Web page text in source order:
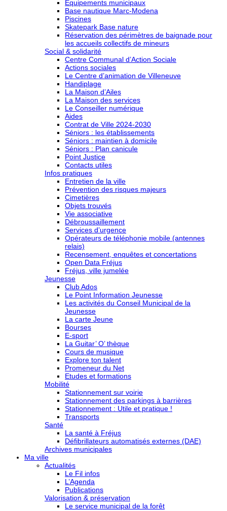
Equipements municipaux
Base nautique Marc-Modena
Piscines
Skatepark Base nature
Réservation des périmètres de baignade pour
les accueils collectifs de mineurs
Social & solidarité
Centre Communal d’Action Sociale
Actions sociales
Le Centre d’animation de Villeneuve
Handiplage
La Maison d’Ailes
La Maison des services
Le Conseiller numérique
Aides
Contrat de Ville 2024-2030
Séniors : les établissements
Séniors : maintien à domicile
Séniors : Plan canicule
Point Justice
Contacts utiles
Infos pratiques
Entretien de la ville
Prévention des risques majeurs
Cimetières
Objets trouvés
Vie associative
Débroussaillement
Services d’urgence
Opérateurs de téléphonie mobile (antennes
relais)
Recensement, enquêtes et concertations
Open Data Fréjus
Fréjus, ville jumelée
Jeunesse
Club Ados
Le Point Information Jeunesse
Les activités du Conseil Municipal de la
Jeunesse
La carte Jeune
Bourses
E-sport
La Guitar’ O’ thèque
Cours de musique
Explore ton talent
Promeneur du Net
Etudes et formations
Mobilité
Stationnement sur voirie
Stationnement des parkings à barrières
Stationnement : Utile et pratique !
Transports
Santé
La santé à Fréjus
Défibrillateurs automatisés externes (DAE)
Archives municipales
Ma ville
Actualités
Le Fil infos
L’Agenda
Publications
Valorisation & préservation
Le service municipal de la forêt